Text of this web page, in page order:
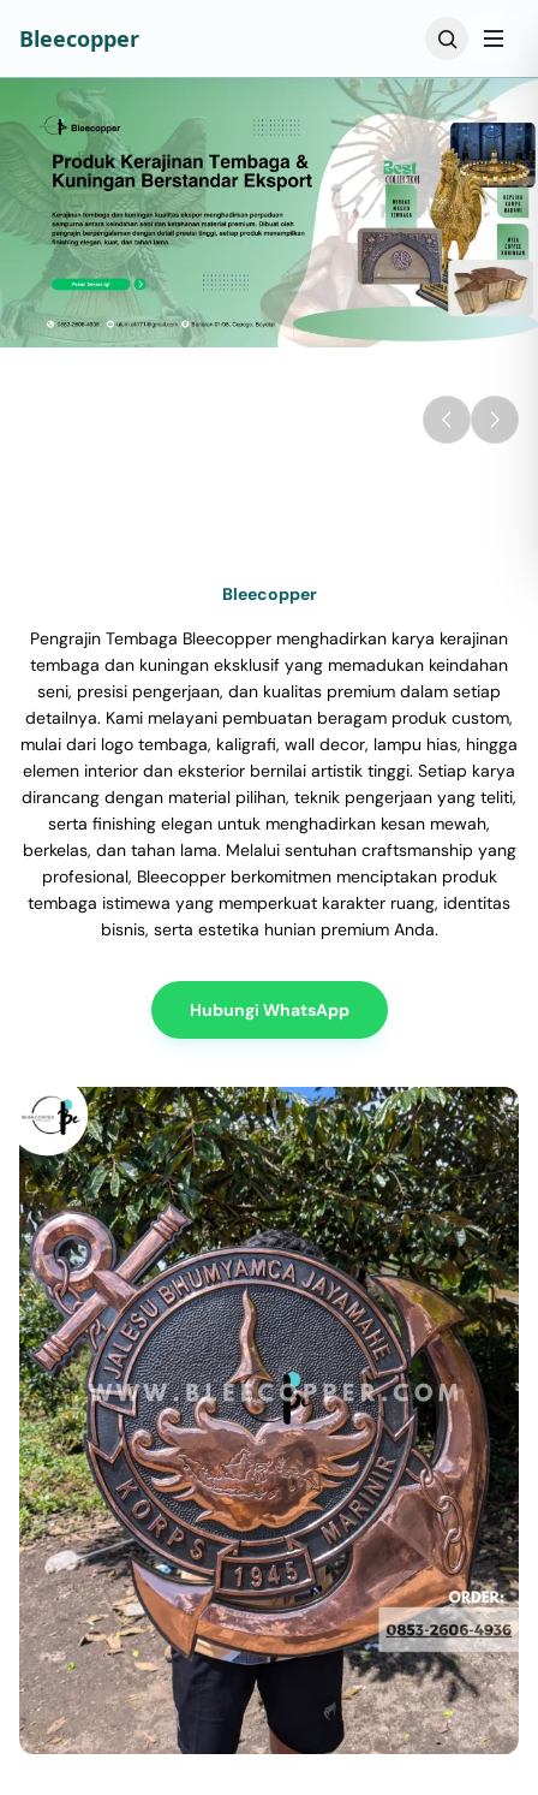
Bleecopper
Bleecopper
Pengrajin Tembaga Bleecopper menghadirkan karya kerajinan
tembaga dan kuningan eksklusif yang memadukan keindahan
seni, presisi pengerjaan, dan kualitas premium dalam setiap
detailnya. Kami melayani pembuatan beragam produk custom,
mulai dari logo tembaga, kaligrafi, wall decor, lampu hias, hingga
elemen interior dan eksterior bernilai artistik tinggi. Setiap karya
dirancang dengan material pilihan, teknik pengerjaan yang teliti,
serta finishing elegan untuk menghadirkan kesan mewah,
berkelas, dan tahan lama. Melalui sentuhan craftsmanship yang
profesional, Bleecopper berkomitmen menciptakan produk
tembaga istimewa yang memperkuat karakter ruang, identitas
bisnis, serta estetika hunian premium Anda.
Hubungi WhatsApp